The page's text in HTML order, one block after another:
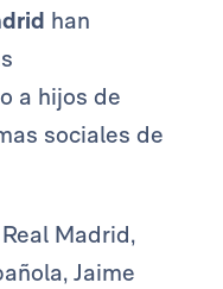
han
a hijos de
sociales de
Madrid,
Jaime